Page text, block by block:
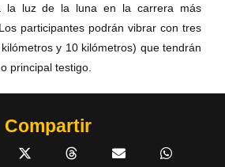
la luz de la luna en la carrera más
participantes podrán vibrar con tres
y 10 kilómetros) que tendrán
principal testigo.
Compartir